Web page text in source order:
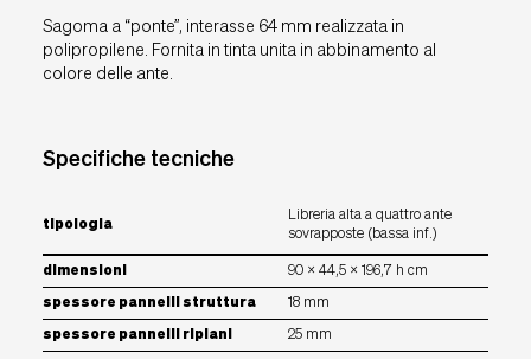
Sagoma a “ponte”, interasse 64 mm realizzata in
polipropilene. Fornita in tinta unita in abbinamento al
colore delle ante.
Specifiche tecniche
tipologia
Libreria alta a quattro ante
sovrapposte (bassa inf.)
dimensioni 90 x 44,5 x 196,7 h cm
spessore pannelli struttura 18 mm
spessore pannelli ripiani 25 mm